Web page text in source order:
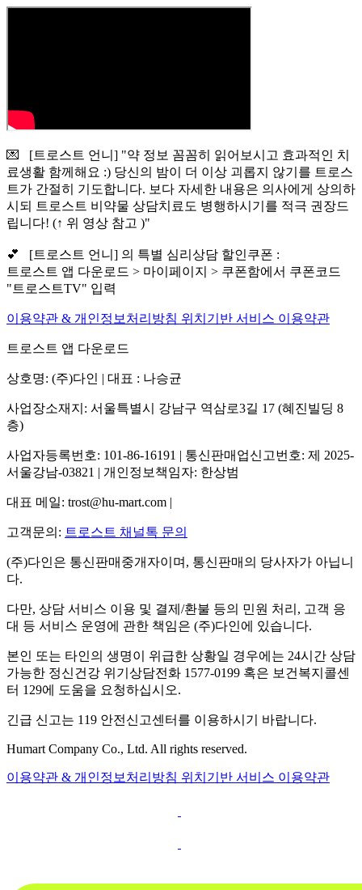
💌 [트로스트 언니] "약 정보 꼼꼼히 읽어보시고 효과적인 치
료생활 함께해요 :) 당신의 밤이 더 이상 괴롭지 않기를 트로스
트가 간절히 기도합니다. 보다 자세한 내용은 의사에게 상의하
시되 트로스트 비약물 상담치료도 병행하시기를 적극 권장드
립니다! (↑ 위 영상 참고 )"
💕 [트로스트 언니] 의 특별 심리상담 할인쿠폰 :
트로스트 앱 다운로드 > 마이페이지 > 쿠폰함에서 쿠폰코드
"트로스트TV" 입력
이용약관 & 개인정보처리방침 위치기반 서비스 이용약관
트로스트 앱 다운로드
상호명: (주)다인 | 대표 : 나승균
사업장소재지: 서울특별시 강남구 역삼로3길 17 (혜진빌딩 8
층)
사업자등록번호: 101-86-16191 | 통신판매업신고번호: 제 2025-
서울강남-03821 | 개인정보책임자: 한상범
대표 메일: trost@hu-mart.com |
고객문의: 트로스트 채널톡 문의
(주)다인은 통신판매중개자이며, 통신판매의 당사자가 아닙니
다.
다만, 상담 서비스 이용 및 결제/환불 등의 민원 처리, 고객 응
대 등 서비스 운영에 관한 책임은 (주)다인에 있습니다.
본인 또는 타인의 생명이 위급한 상황일 경우에는 24시간 상담
가능한 정신건강 위기상담전화 1577-0199 혹은 보건복지콜센
터 129에 도움을 요청하십시오.
긴급 신고는 119 안전신고센터를 이용하시기 바랍니다.
Humart Company Co., Ltd. All rights reserved.
이용약관 & 개인정보처리방침 위치기반 서비스 이용약관